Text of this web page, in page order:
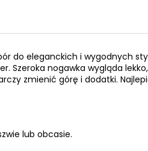
eleganckich i wygodnych
nogawka wygląda
zmienić górę i dodatki.
lub obcasie.